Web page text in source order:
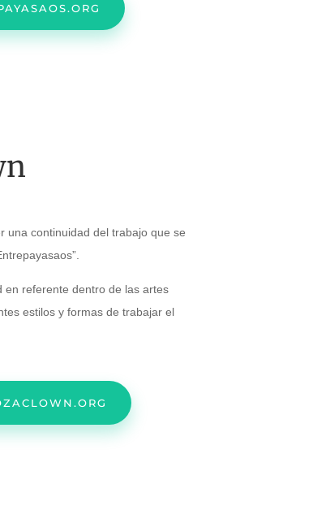
una continuidad del trabajo que se
en referente dentro de las artes
estilos y formas de trabajar el